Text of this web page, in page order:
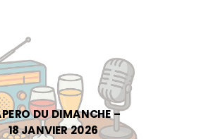
DU DIMANCHE –
18 JANVIER 2026